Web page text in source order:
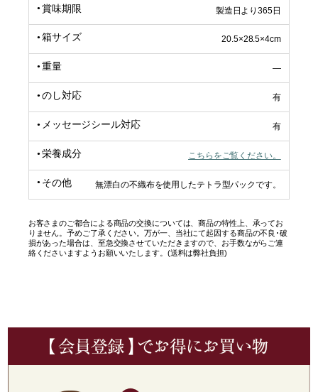
賞味期限 製造日より365日
箱サイズ 20.5×28.5×4cm
重量 ―
のし対応 有
メッセージシール対応 有
栄養成分 こちらをご覧ください。
その他 無漂白の不織布を使用したテトラ型パックです。
お客さまのご都合による商品の交換については、商品の特性上、承ってお
りません。予めご了承ください。万が一、当社にて起因する商品の不良･破
損があった場合は、至急交換させていただきますので、お手数ながらご連
絡くださいますようお願いいたします。(送料は弊社負担)